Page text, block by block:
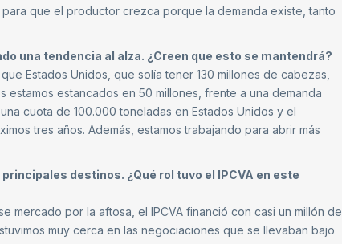
que el productor crezca porque la demanda existe, tanto
una tendencia al alza. ¿Creen que esto se mantendrá?
Estados Unidos, que solía tener 130 millones de cabezas,
estancados en 50 millones, frente a una demanda
cuota de 100.000 toneladas en Estados Unidos y el
tres años. Además, estamos trabajando para abrir más
destinos. ¿Qué rol tuvo el IPCVA en este
mercado por la aftosa, el IPCVA financió con casi un millón de
muy cerca en las negociaciones que se llevaban bajo